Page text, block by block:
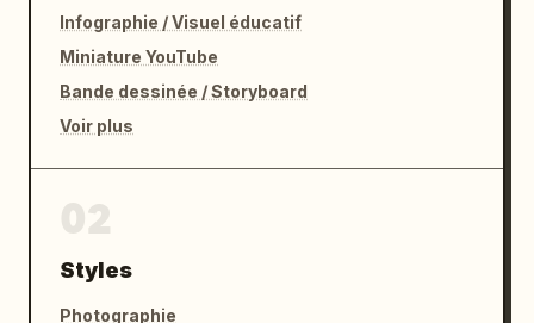
Infographie / Visuel éducatif
Miniature YouTube
Bande dessinée / Storyboard
Voir plus
Styles
Photographie